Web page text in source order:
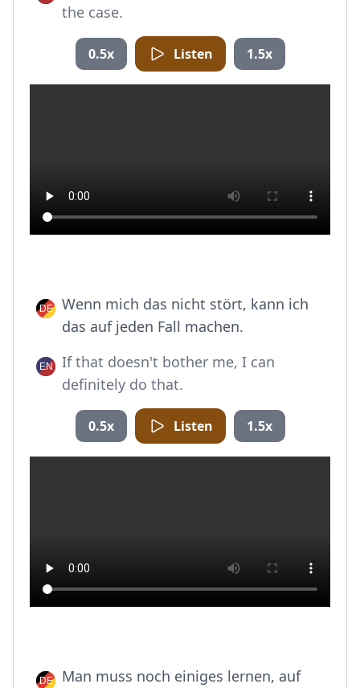
the case.
0.5x Listen 1.5x
Wenn mich das nicht stört, kann ich
das auf jeden Fall machen.
If that doesn't bother me, I can
definitely do that.
0.5x Listen 1.5x
Man muss noch einiges lernen, auf